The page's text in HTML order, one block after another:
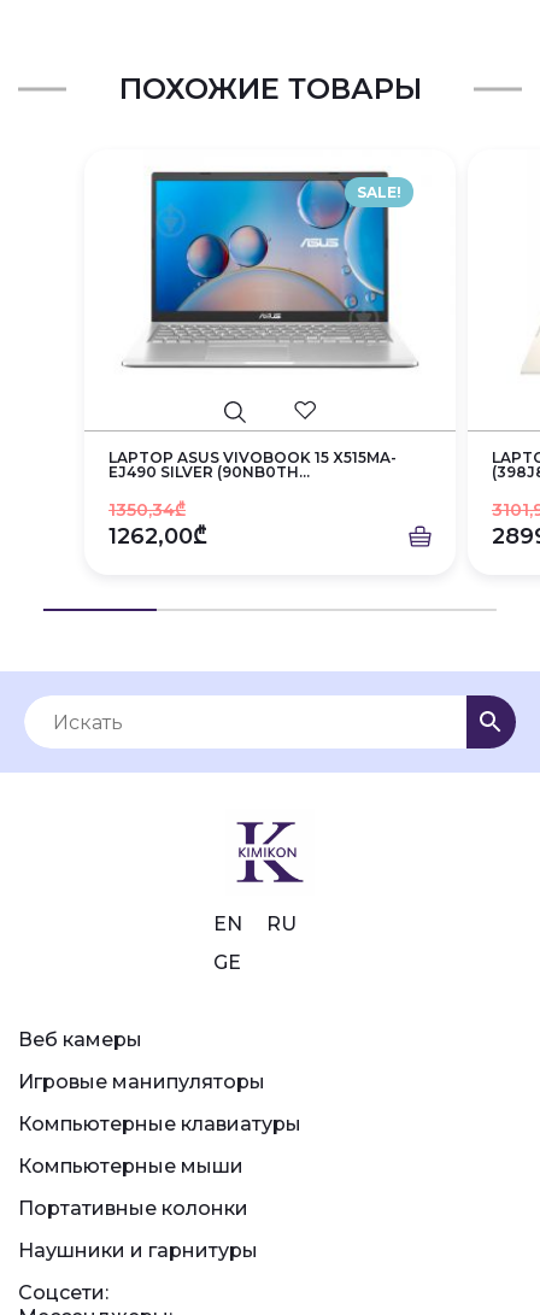
ПОХОЖИЕ ТОВАРЫ
SALE!
LAPTOP ASUS VIVOBOOK 15 X515MA-
EJ490 SILVER (90NB0TH...
1350,34₾
1262,00₾
Веб камеры
Игровые манипуляторы
Компьютерные клавиатуры
Компьютерные мыши
EN
RU
GE
Портативные колонки
Наушники и гарнитуры
Соцсети: